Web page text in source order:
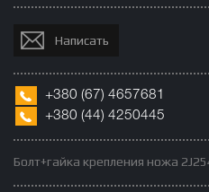
Написать
+380 (67) 4657681
+380 (44) 4250445
Болт+гайка крепления ножа